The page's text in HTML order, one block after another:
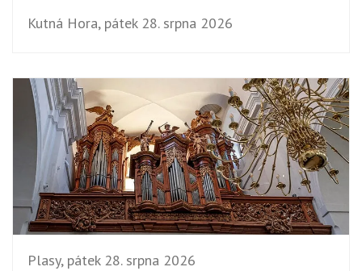
Kutná Hora, pátek 28. srpna 2026
Plasy, pátek 28. srpna 2026